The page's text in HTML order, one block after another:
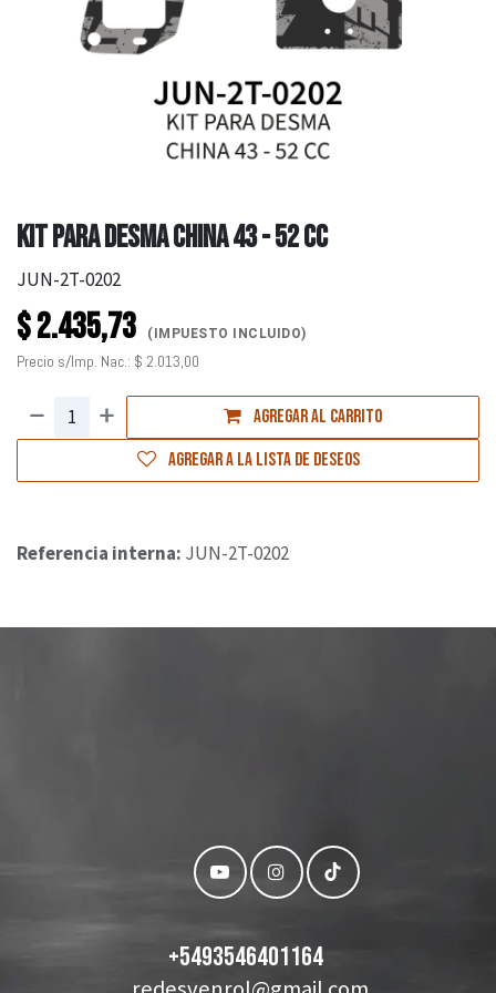
KIT PARA DESMA CHINA 43 - 52 CC
JUN-2T-0202
$2.435,73 (IMPUESTO INCLUIDO)
Precio s/Imp. Nac.: $ 2.013,00
Agregar al carrito
Agregar a la lista de deseos
Referencia interna: JUN-2T-0202
+5493546401164